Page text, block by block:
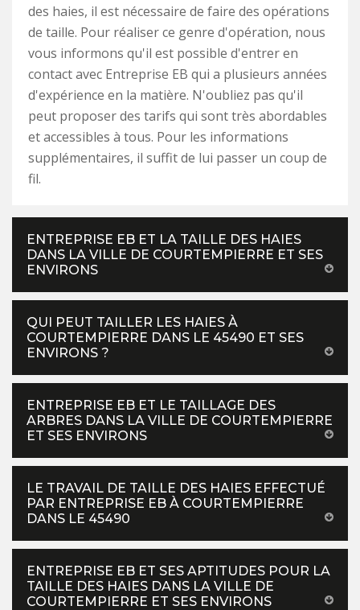
des haies, il est nécessaire de faire des opérations
de taille. Pour réaliser ce genre d'opération, nous
vous informons qu'il est possible d'entrer en
contact avec Entreprise EB qui a plusieurs années
d'expérience en la matière. N'oubliez pas qu'il
peut proposer des tarifs qui sont très abordables
et accessibles à tous. Pour les informations
supplémentaires, il suffit de lui passer un coup de
fil.
ENTREPRISE EB ET LA TAILLE DES HAIES
DANS LA VILLE DE COURTEMPIERRE ET SES
ENVIRONS
QUI PEUT TAILLER LES HAIES À
COURTEMPIERRE DANS LE 45490 ET SES
ENVIRONS ?
ENTREPRISE EB ET LE TAILLAGE DES
ARBRES DANS LA VILLE DE COURTEMPIERRE
ET SES ENVIRONS
LE TRAVAIL DE TAILLE DES HAIES EFFECTUÉ
PAR ENTREPRISE EB À COURTEMPIERRE
DANS LE 45490
ENTREPRISE EB ET SES APTITUDES POUR LA
TAILLE DES HAIES DANS LA VILLE DE
COURTEMPIERRE ET SES ENVIRONS